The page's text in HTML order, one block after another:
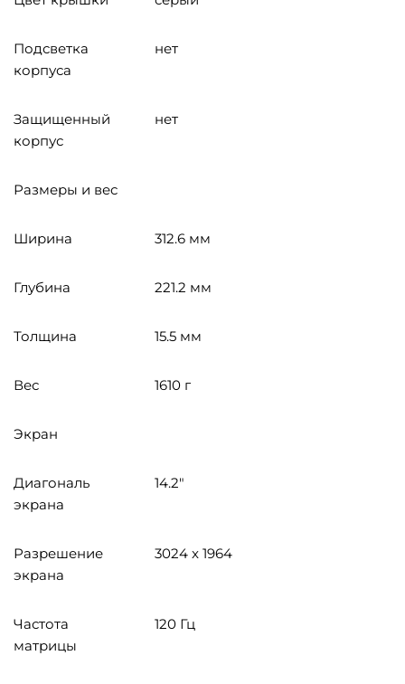
Подсветка
корпуса
нет
Защищенный
корпус
нет
Размеры и вес
Ширина 312.6 мм
Глубина 221.2 мм
Толщина 15.5 мм
Вес 1610 г
Экран
Диагональ
экрана
14.2"
Разрешение
экрана
3024 x 1964
Частота
матрицы
120 Гц